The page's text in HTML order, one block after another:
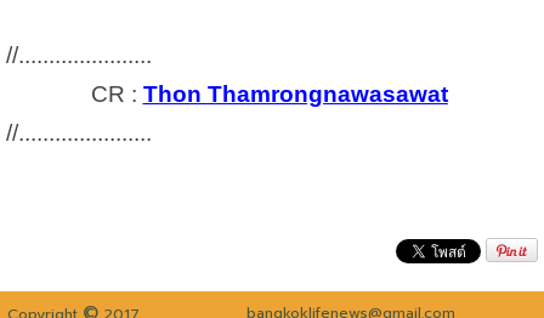
//......................
CR : Thon Thamrongnawasawat
//......................
bangkoklifenews@gmail.com